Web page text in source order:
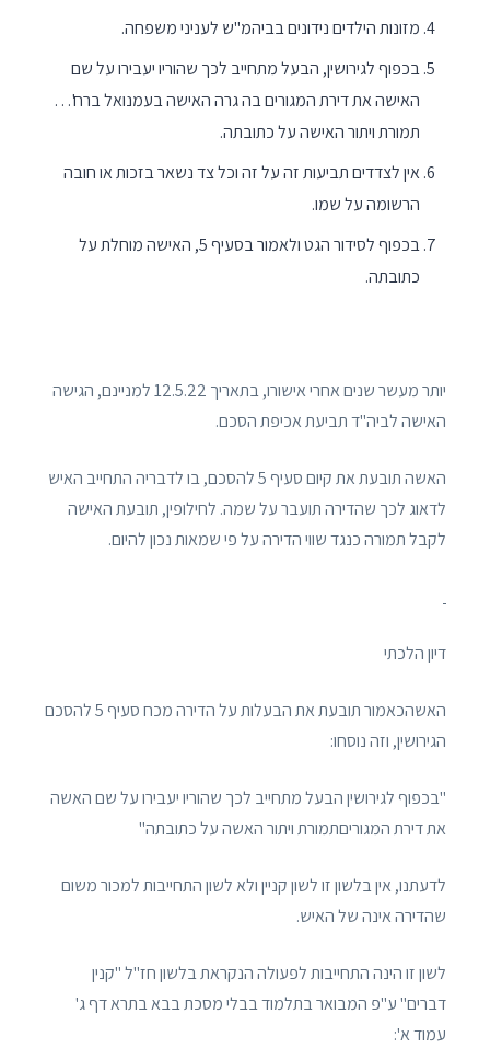
מזונות הילדים נידונים בביהמ"ש לעניני משפחה.
בכפוף לגירושין, הבעל מתחייב לכך שהוריו יעבירו על שם
האישה את דירת המגורים בה גרה האישה בעמנואל ברח'…
תמורת ויתור האישה על כתובתה.
אין לצדדים תביעות זה על זה וכל צד נשאר בזכות או חובה
הרשומה על שמו.
בכפוף לסידור הגט ולאמור בסעיף 5, האישה מוחלת על
כתובתה.
יותר מעשר שנים אחרי אישורו, בתאריך 12.5.22 למניינם, הגישה
האישה לביה"ד תביעת אכיפת הסכם.
האשה תובעת את קיום סעיף 5 להסכם, בו לדבריה התחייב האיש
לדאוג לכך שהדירה תועבר על שמה. לחילופין, תובעת האישה
לקבל תמורה כנגד שווי הדירה על פי שמאות נכון להיום.
דיון הלכתי
האשהכאמור תובעת את הבעלות על הדירה מכח סעיף 5 להסכם
הגירושין, וזה נוסחו:
"בכפוף לגירושין הבעל מתחייב לכך שהוריו יעבירו על שם האשה
את דירת המגוריםתמורת ויתור האשה על כתובתה"
לדעתנו, אין בלשון זו לשון קניין ולא לשון התחייבות למכור משום
שהדירה אינה של האיש.
לשון זו הינה התחייבות לפעולה הנקראת בלשון חז"ל "קנין
דברים" ע"פ המבואר בתלמוד בבלי מסכת בבא בתרא דף ג'
עמוד א':